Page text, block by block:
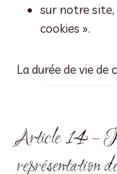
sur notre site,
cookies ».
La durée de vie de
Article 14 –
représentation